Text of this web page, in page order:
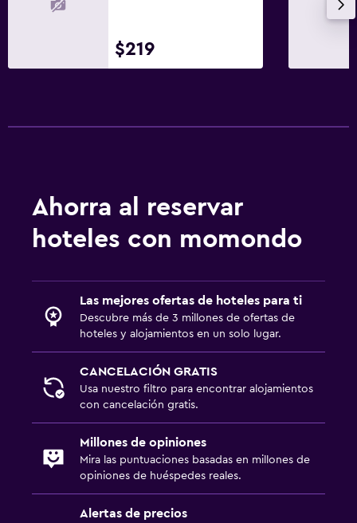
$219
Ahorra al reservar
hoteles con momondo
Las mejores ofertas de hoteles para ti
Descubre más de 3 millones de ofertas de
hoteles y alojamientos en un solo lugar.
CANCELACIÓN GRATIS
Usa nuestro filtro para encontrar alojamientos
con cancelación gratis.
Millones de opiniones
Mira las puntuaciones basadas en millones de
opiniones de huéspedes reales.
Alertas de precios